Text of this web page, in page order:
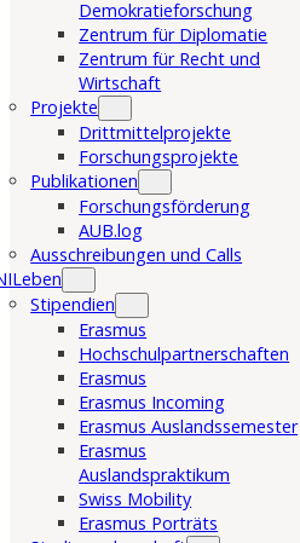
Demokratieforschung
Zentrum für Diplomatie
Zentrum für Recht und
Wirtschaft
Projekte
Drittmittelprojekte
Forschungsprojekte
Publikationen
Forschungsförderung
AUB.log
Ausschreibungen und Calls
Stipendien
Erasmus
Hochschulpartnerschaften
Erasmus
Erasmus Incoming
Erasmus Auslandssemester
Erasmus
Auslandspraktikum
Swiss Mobility
Erasmus Porträts